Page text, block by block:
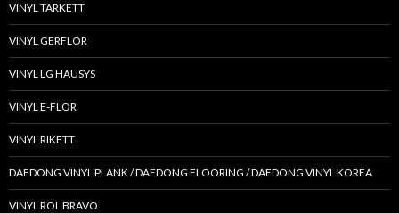
VINYL TARKETT
VINYL GERFLOR
VINYL LG HAUSYS
VINYL E-FLOR
VINYL RIKETT
DAEDONG VINYL PLANK / DAEDONG FLOORING / DAEDONG VINYL KOREA
VINYL ROL BRAVO